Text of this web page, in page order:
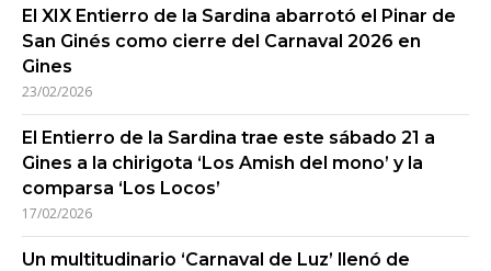
El XIX Entierro de la Sardina abarrotó el Pinar de
San Ginés como cierre del Carnaval 2026 en
Gines
23/02/2026
El Entierro de la Sardina trae este sábado 21 a
Gines a la chirigota ‘Los Amish del mono’ y la
comparsa ‘Los Locos’
17/02/2026
Un multitudinario ‘Carnaval de Luz’ llenó de